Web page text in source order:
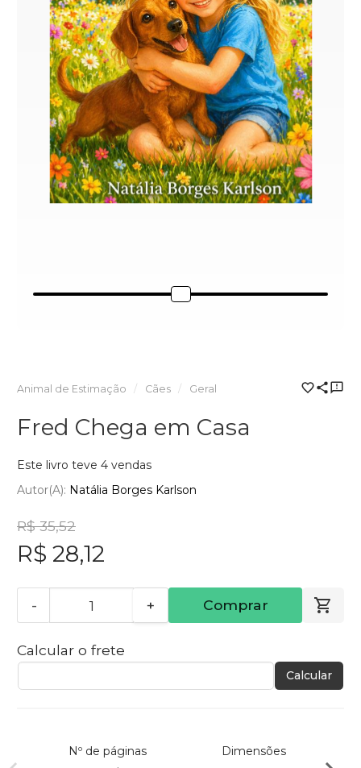
Animal de Estimação Cães Geral
Fred Chega em Casa
Este livro teve 4 vendas
Autor(a): Natália Borges Karlson
R$ 35,52
R$ 28,12
- + Comprar
Calcular o frete
Calcular
Nº de páginas Dimensões